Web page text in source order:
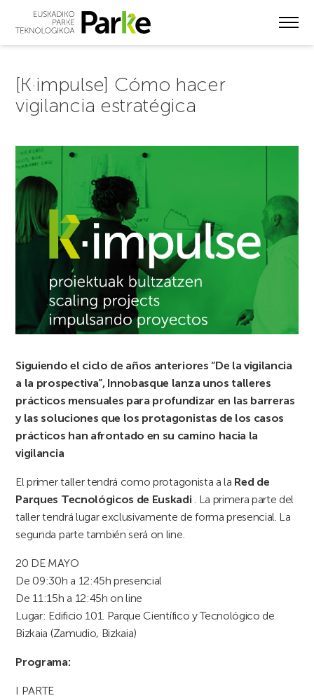
[K·impulse] Cómo hacer
vigilancia estratégica
Siguiendo el ciclo de años anteriores “De la vigilancia
a la prospectiva”, Innobasque lanza unos talleres
prácticos mensuales para profundizar en las barreras
y las soluciones que los protagonistas de los casos
prácticos han afrontado en su camino hacia la
vigilancia
El primer taller tendrá como protagonista a la Red de
Parques Tecnológicos de Euskadi
. La primera parte del
taller tendrá lugar exclusivamente de forma presencial. La
segunda parte también será on line.
20 DE MAYO
De 09:30h a 12:45h presencial
De 11:15h a 12:45h on line
Lugar: Edificio 101. Parque Científico y Tecnológico de
Bizkaia (Zamudio, Bizkaia)
Programa:
I PARTE